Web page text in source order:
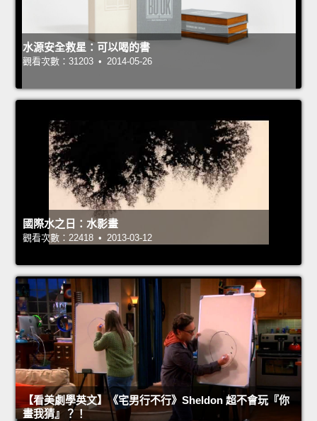
水源安全救星：可以喝的書
觀看次數：31203 • 2014-05-26
國際水之日：水影畫
觀看次數：22418 • 2013-03-12
【看美劇學英文】《宅男行不行》Sheldon 超不會玩『你
畫我猜』？！